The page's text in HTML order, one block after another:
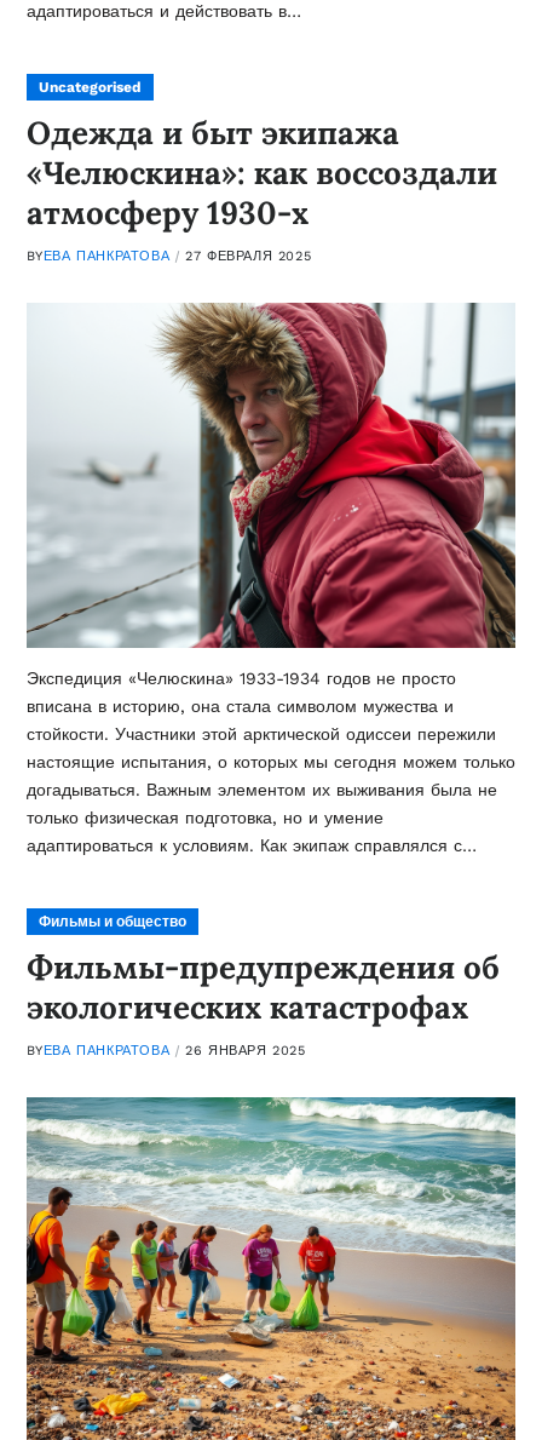
адаптироваться и действовать в…
Uncategorised
Одежда и быт экипажа
«Челюскина»: как воссоздали
атмосферу 1930-х
BY ЕВА ПАНКРАТОВА 27 ФЕВРАЛЯ 2025
Экспедиция «Челюскина» 1933-1934 годов не просто
вписана в историю, она стала символом мужества и
стойкости. Участники этой арктической одиссеи пережили
настоящие испытания, о которых мы сегодня можем только
догадываться. Важным элементом их выживания была не
только физическая подготовка, но и умение
адаптироваться к условиям. Как экипаж справлялся с…
Фильмы и общество
Фильмы-предупреждения об
экологических катастрофах
BYЕВА ПАНКРАТОВА 26 ЯНВАРЯ 2025